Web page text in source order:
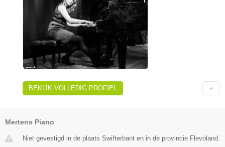
BEKIJK VOLLEDIG PROFIEL
Mertens Piano
Niet gevestigd in de plaats Swifterbant en in de provincie Flevoland.